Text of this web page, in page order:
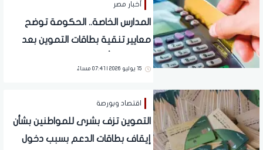
أخبار مصر
المدارس الخاصة.. الحكومة توضح
معايير تنقية بطاقات التموين بعد
15 يوليو 2026 | 07:41 مساءً
اقتصاد وبورصة
التموين تزف بشرى للمواطنين بشأن
إيقاف بطاقات الدعم بسبب دخول